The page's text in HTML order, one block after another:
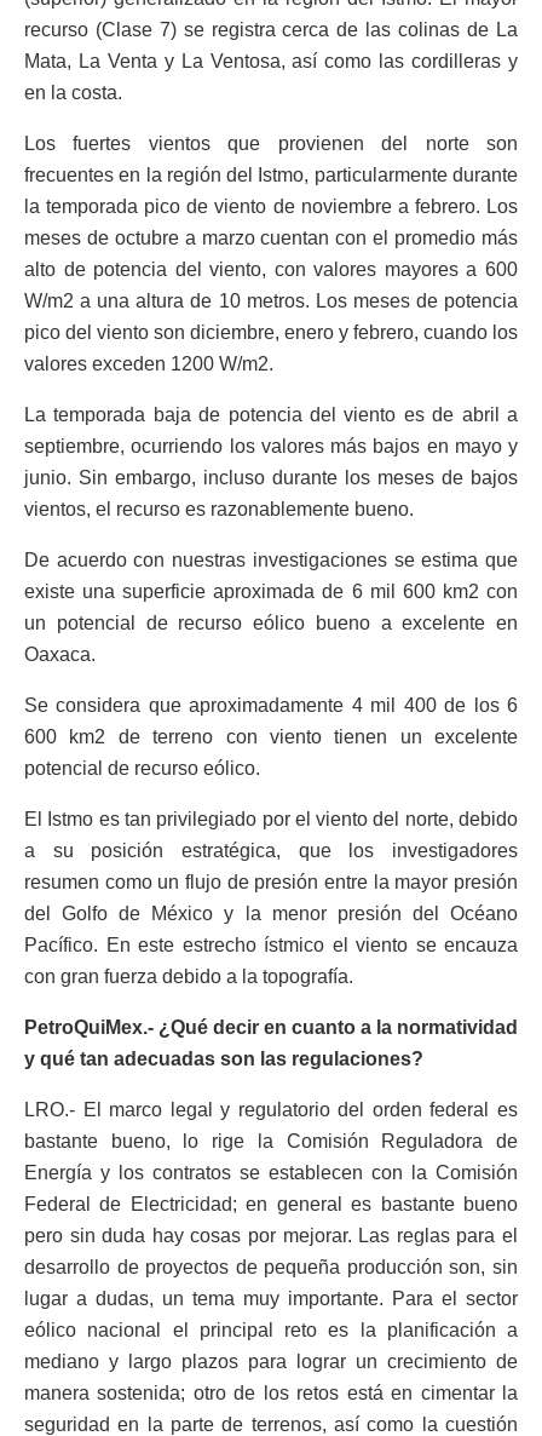
recurso (Clase 7) se registra cerca de las colinas de La
Mata, La Venta y La Ventosa, así como las cordilleras y
en la costa.
Los fuertes vientos que provienen del norte son
frecuentes en la región del Istmo, particularmente durante
la temporada pico de viento de noviembre a febrero. Los
meses de octubre a marzo cuentan con el promedio más
alto de potencia del viento, con valores mayores a 600
W/m2 a una altura de 10 metros. Los meses de potencia
pico del viento son diciembre, enero y febrero, cuando los
valores exceden 1200 W/m2.
La temporada baja de potencia del viento es de abril a
septiembre, ocurriendo los valores más bajos en mayo y
junio. Sin embargo, incluso durante los meses de bajos
vientos, el recurso es razonablemente bueno.
De acuerdo con nuestras investigaciones se estima que
existe una superficie aproximada de 6 mil 600 km2 con
un potencial de recurso eólico bueno a excelente en
Oaxaca.
Se considera que aproximadamente 4 mil 400 de los 6
600 km2 de terreno con viento tienen un excelente
potencial de recurso eólico.
El Istmo es tan privilegiado por el viento del norte, debido
a su posición estratégica, que los investigadores
resumen como un flujo de presión entre la mayor presión
del Golfo de México y la menor presión del Océano
Pacífico. En este estrecho ístmico el viento se encauza
con gran fuerza debido a la topografía.
PetroQuiMex.- ¿Qué decir en cuanto a la normatividad
y qué tan adecuadas son las regulaciones?
LRO.- El marco legal y regulatorio del orden federal es
bastante bueno, lo rige la Comisión Reguladora de
Energía y los contratos se establecen con la Comisión
Federal de Electricidad; en general es bastante bueno
pero sin duda hay cosas por mejorar. Las reglas para el
desarrollo de proyectos de pequeña producción son, sin
lugar a dudas, un tema muy importante. Para el sector
eólico nacional el principal reto es la planificación a
mediano y largo plazos para lograr un crecimiento de
manera sostenida; otro de los retos está en cimentar la
seguridad en la parte de terrenos, así como la cuestión